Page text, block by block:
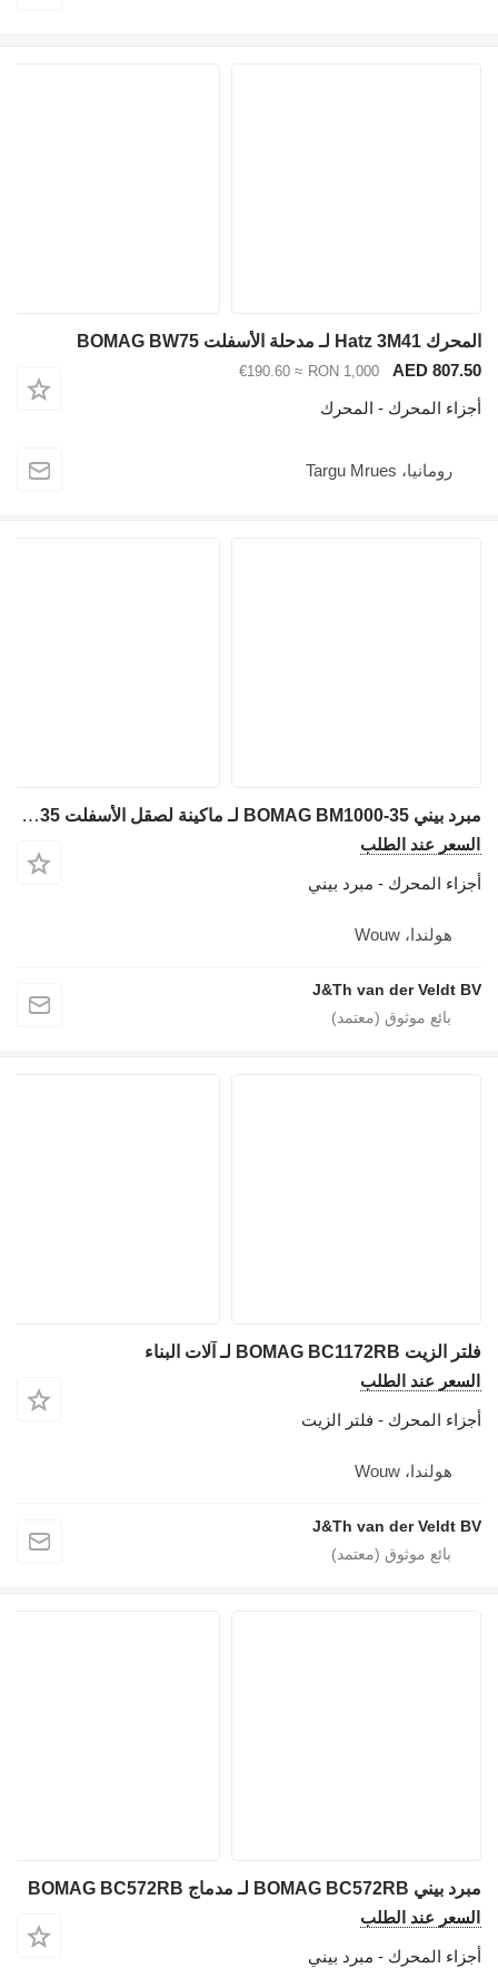
المحرك Hatz 3M41 لـ مدحلة الأسفلت BOMAG BW75
AED 807.50
RON 1,000
≈ €190.60
أجزاء المحرك - المحرك
رومانيا، Targu Mrues
مبرد بيني BOMAG BM1000-35 لـ ماكينة لصقل الأسفلت BOMAG BM1000-35
السعر عند الطلب
أجزاء المحرك - مبرد بيني
هولندا، Wouw
J&Th van der Veldt BV
فلتر الزيت BOMAG BC1172RB لـ آلات البناء
السعر عند الطلب
أجزاء المحرك - فلتر الزيت
هولندا، Wouw
J&Th van der Veldt BV
مبرد بيني BOMAG BC572RB لـ مدماج BOMAG BC572RB
السعر عند الطلب
أجزاء المحرك - مبرد بيني